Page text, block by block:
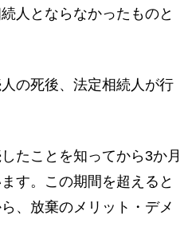
人とならなかったものと
の死後、法定相続人が行
たことを知ってから3か月
す。この期間を超えると
、放棄のメリット・デメ